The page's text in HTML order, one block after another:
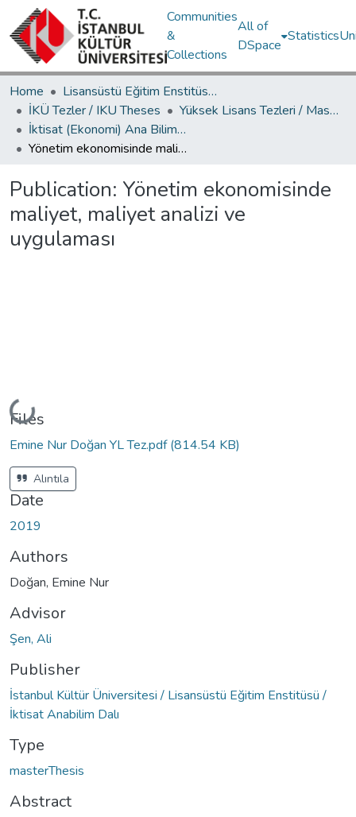
Communities
&
Collections
All of
DSpace
Statistics
Home
Lisansüstü Eğitim Enstitüsü / Postgraduate Education Institute
İKÜ Tezler / IKU Theses
Yüksek Lisans Tezleri / Master's Theses
İktisat (Ekonomi) Ana Bilim Dalı / Department of Economics
Yönetim ekonomisinde maliyet, maliyet analizi ve uygulaması
Publication: Yönetim ekonomisinde
maliyet, maliyet analizi ve
uygulaması
Loading...
Files
Emine Nur Doğan YL Tez.pdf(814.54 KB)
Alıntıla
Date
2019
Authors
Doğan, Emine Nur
Advisor
Şen, Ali
Publisher
İstanbul Kültür Üniversitesi / Lisansüstü Eğitim Enstitüsü /
İktisat Anabilim Dalı
Type
masterThesis
Abstract